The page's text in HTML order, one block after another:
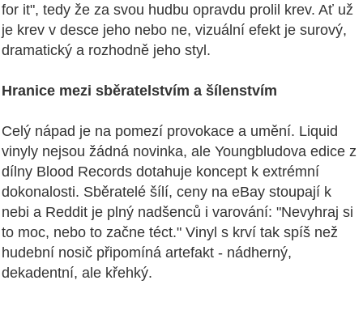
for it", tedy že za svou hudbu opravdu prolil krev. Ať už
je krev v desce jeho nebo ne, vizuální efekt je surový,
dramatický a rozhodně jeho styl.
Hranice mezi sběratelstvím a šílenstvím
Celý nápad je na pomezí provokace a umění. Liquid
vinyly nejsou žádná novinka, ale Youngbludova edice z
dílny Blood Records dotahuje koncept k extrémní
dokonalosti. Sběratelé šílí, ceny na eBay stoupají k
nebi a Reddit je plný nadšenců i varování: "Nevyhraj si
to moc, nebo to začne téct." Vinyl s krví tak spíš než
hudební nosič připomíná artefakt - nádherný,
dekadentní, ale křehký.